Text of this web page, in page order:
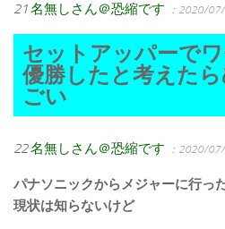
21名無しさん＠恐縮です ：2020/
セットアッパーで
優勝したと考えた
ごい
22名無しさん＠恐縮です ：2020/
パナソニックからメジャーに行っ
現状は知らないけど